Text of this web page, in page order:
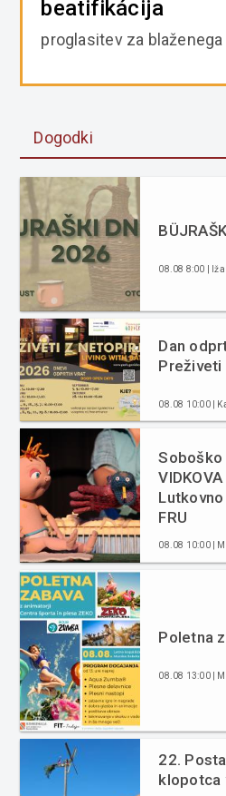
beatifikácija
proglasitev za blaženega
Dogodki
08.08 8:00 |
Dan
08.08 10:00 |
FRU
08.08 10:00 |
Poletna
08.08 13:00 |
22.
klopotca